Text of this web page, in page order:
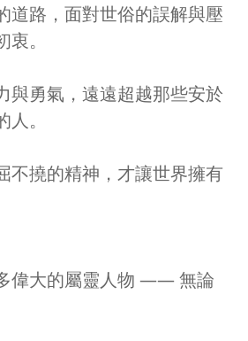
道路，面對世俗的誤解與壓
。
與勇氣，遠遠超越那些安於
。
不撓的精神，才讓世界擁有
偉大的屬靈人物 —— 無論